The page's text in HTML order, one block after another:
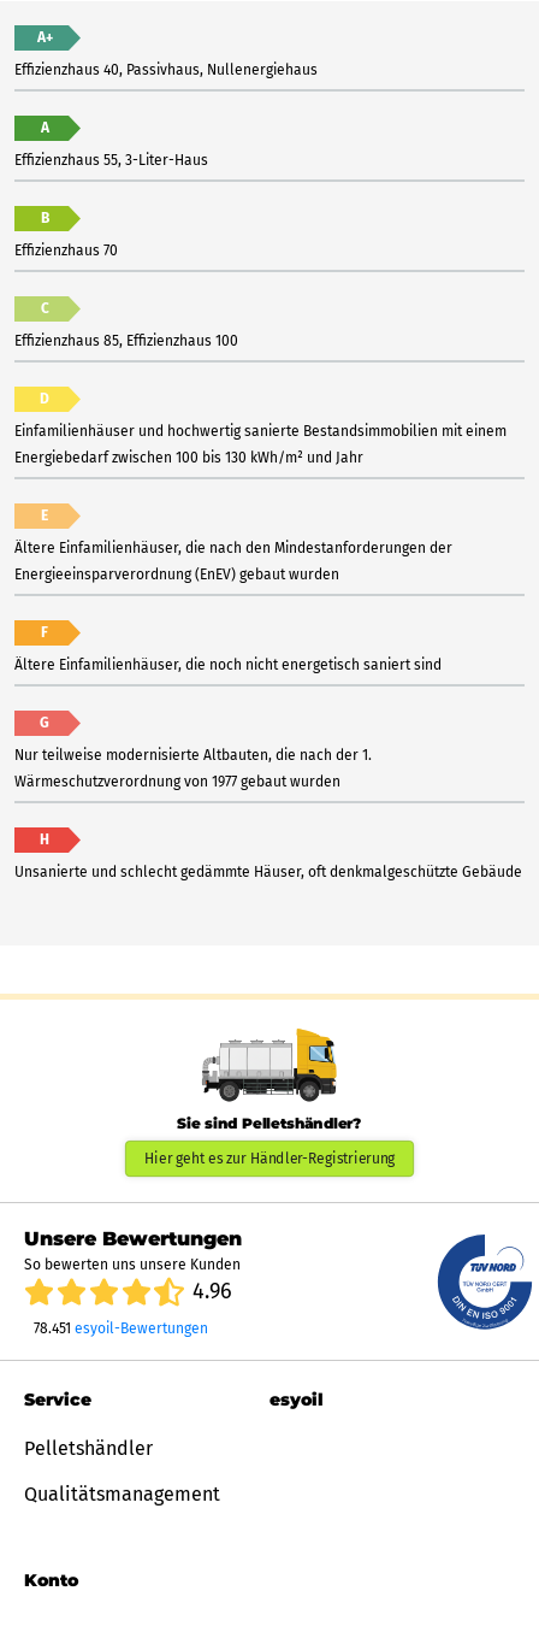
A+
Effizienzhaus 40, Passivhaus, Nullenergiehaus
A
Effizienzhaus 55, 3-Liter-Haus
B
Effizienzhaus 70
C
Effizienzhaus 85, Effizienzhaus 100
D
Einfamilienhäuser und hochwertig sanierte Bestandsimmobilien mit einem
Energiebedarf zwischen 100 bis 130 kWh/m² und Jahr
E
Ältere Einfamilienhäuser, die nach den Mindestanforderungen der
Energieeinsparverordnung (EnEV) gebaut wurden
F
Ältere Einfamilienhäuser, die noch nicht energetisch saniert sind
G
Nur teilweise modernisierte Altbauten, die nach der 1.
Wärmeschutzverordnung von 1977 gebaut wurden
H
Unsanierte und schlecht gedämmte Häuser, oft denkmalgeschützte Gebäude
Sie sind Pelletshändler?
Hier geht es zur Händler-Registrierung
Unsere Bewertungen
So bewerten uns unsere Kunden
4.96
78.451 esyoil-Bewertungen
Service
Pelletshändler
Qualitätsmanagement
Konto
esyoil